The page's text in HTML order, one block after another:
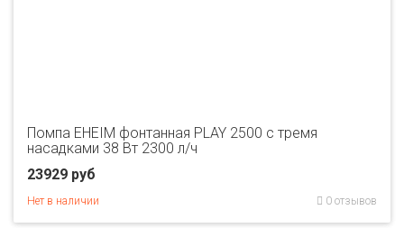
Помпа EHEIM фонтанная PLAY 2500 с тремя
насадками 38 Вт 2300 л/ч
23929 руб
Нет в наличии 0 отзывов